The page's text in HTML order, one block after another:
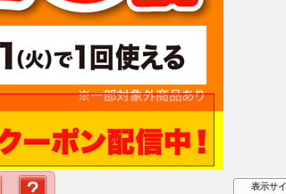
表示サ